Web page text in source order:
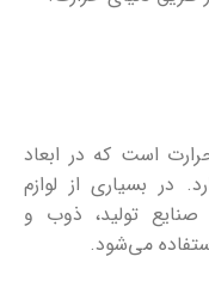
است که در ابعاد
در بسیاری از لوازم
تولید، ذوب و
می‌شود.